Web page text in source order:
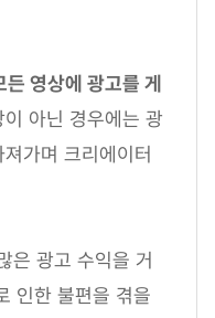
든 영상에 광고를 게
아닌 경우에는 광
가며 크리에이터
은 광고 수익을 거
인한 불편을 겪을